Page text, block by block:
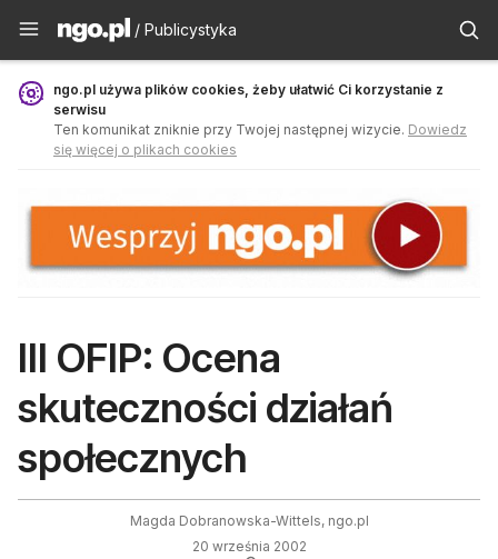
Publicystyka - ngo.pl
/ Publicystyka
ngo.pl używa plików cookies, żeby ułatwić Ci korzystanie z
serwisu
Ten komunikat zniknie przy Twojej następnej wizycie. Dowiedz
się więcej o plikach cookies
III OFIP: Ocena
skuteczności działań
społecznych
Magda Dobranowska-Wittels, ngo.pl
20 września 2002